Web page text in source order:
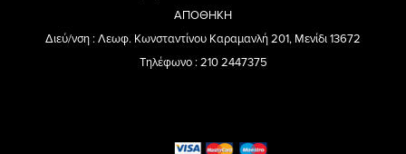
ΑΠΟΘΗΚΗ
Διεύ/νση : Λεωφ. Κωνσταντίνου Καραμανλή 201, Μενίδι 13672
Τηλέφωνο : 210 2447375